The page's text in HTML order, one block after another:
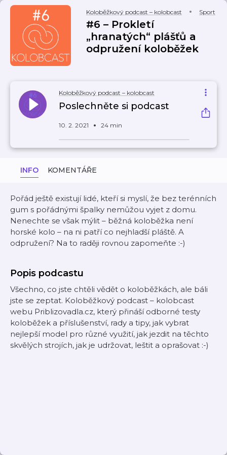
Koloběžkový podcast – kolobcast Sport
#6 – Prokletí
„hranatých“ plášťů a
odpružení koloběžek
Koloběžkový podcast – kolobcast
Poslechněte si podcast
10. 2. 2021 24 min
INFO KOMENTÁŘE
Pořád ještě existují lidé, kteří si myslí, že bez terénních
gum s pořádnými špalky nemůžou vyjet z domu.
Nenechte se však mýlit – běžná koloběžka není
horské kolo – na ni patří co nejhladší pláště. A
odpružení? Na to raději rovnou zapomeňte :-)
Popis podcastu
Všechno, co jste chtěli vědět o koloběžkách, ale báli
jste se zeptat. Koloběžkový podcast – kolobcast
webu Priblizovadla.cz, který přináší odborné testy
koloběžek a příslušenství, rady a tipy, jak vybrat
nejlepší model pro různé využití, jak jezdit na těchto
skvělých strojích, jak je udržovat, leštit a oprašovat :-)